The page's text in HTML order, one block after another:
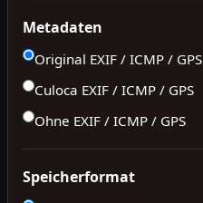
Metadaten
Original EXIF / ICMP / GPS
Culoca EXIF / ICMP / GPS
Ohne EXIF / ICMP / GPS
Speicherformat